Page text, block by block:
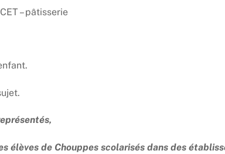
– pâtisserie
élèves de Chouppes scolarisés dans des